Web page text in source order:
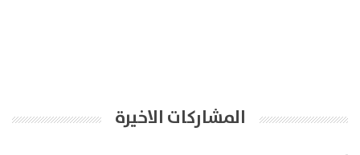
المشاركات الاخيرة